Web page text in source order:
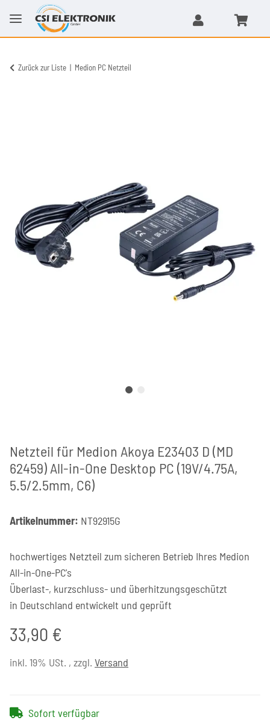
Zurück zur Liste Medion PC Netzteil
Netzteil für Medion Akoya E23403 D (MD
62459) All-in-One Desktop PC (19V/4.75A,
5.5/2.5mm, C6)
Artikelnummer: NT92915G
hochwertiges Netzteil zum sicheren Betrieb Ihres Medion
All-in-One-PC's
Überlast-, kurzschluss- und überhitzungsgeschützt
in Deutschland entwickelt und geprüft
33,90 €
inkl. 19% USt. , zzgl. Versand
Sofort verfügbar